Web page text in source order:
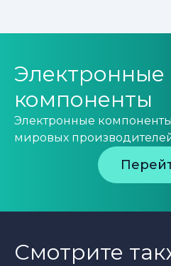
Электронные
компоненты
Электронные
мировых
Смотрите